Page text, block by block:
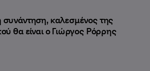
συνάντηση, καλεσμένος της
θα είναι ο Γιώργος Ρόρρης